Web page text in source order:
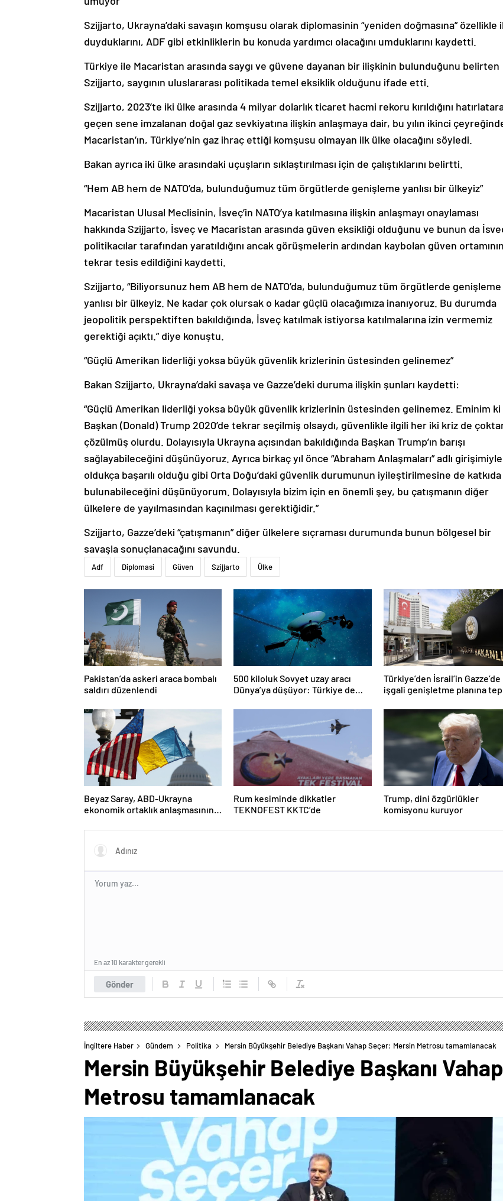
Szijjarto, Ukrayna’daki savaşın komşusu olarak diplomasinin “yeniden doğmasına” özellikle
duyduklarını, ADF gibi etkinliklerin bu konuda yardımcı olacağını umduklarını kaydetti.
Türkiye ile Macaristan arasında saygı ve güvene dayanan bir ilişkinin bulunduğunu belirten
Szijjarto, saygının uluslararası politikada temel eksiklik olduğunu ifade etti.
Szijjarto, 2023’te iki ülke arasında 4 milyar dolarlık ticaret hacmi rekoru kırıldığını
geçen sene imzalanan doğal gaz sevkiyatına ilişkin anlaşmaya dair, bu yılın ikinci
Macaristan’ın, Türkiye’nin gaz ihraç ettiği komşusu olmayan ilk ülke olacağını söyledi.
Bakan ayrıca iki ülke arasındaki uçuşların sıklaştırılması için de çalıştıklarını belirtti.
“Hem AB hem de NATO’da, bulunduğumuz tüm örgütlerde genişleme yanlısı bir ülkeyiz”
Macaristan Ulusal Meclisinin, İsveç’in NATO’ya katılmasına ilişkin anlaşmayı onaylaması
hakkında Szijjarto, İsveç ve Macaristan arasında güven eksikliği olduğunu ve bunun da
politikacılar tarafından yaratıldığını ancak görüşmelerin ardından kaybolan güven ortamının
tekrar tesis edildiğini kaydetti.
Szijjarto, “Biliyorsunuz hem AB hem de NATO’da, bulunduğumuz tüm örgütlerde genişleme
yanlısı bir ülkeyiz. Ne kadar çok olursak o kadar güçlü olacağımıza inanıyoruz. Bu durumda
jeopolitik perspektiften bakıldığında, İsveç katılmak istiyorsa katılmalarına izin vermemiz
gerektiği açıktı.” diye konuştu.
“Güçlü Amerikan liderliği yoksa büyük güvenlik krizlerinin üstesinden gelinemez”
Bakan Szijjarto, Ukrayna’daki savaşa ve Gazze’deki duruma ilişkin şunları kaydetti:
“Güçlü Amerikan liderliği yoksa büyük güvenlik krizlerinin üstesinden gelinemez. Eminim ki
Başkan (Donald) Trump 2020’de tekrar seçilmiş olsaydı, güvenlikle ilgili her iki kriz de
çözülmüş olurdu. Dolayısıyla Ukrayna açısından bakıldığında Başkan Trump’ın barışı
sağlayabileceğini düşünüyoruz. Ayrıca birkaç yıl önce “Abraham Anlaşmaları” adlı girişimiyle
oldukça başarılı olduğu gibi Orta Doğu’daki güvenlik durumunun iyileştirilmesine de katkıda
bulunabileceğini düşünüyorum. Dolayısıyla bizim için en önemli şey, bu çatışmanın diğer
ülkelere de yayılmasından kaçınılması gerektiğidir.”
Szijjarto, Gazze’deki “çatışmanın” diğer ülkelere sıçraması durumunda bunun bölgesel bir
savaşla sonuçlanacağını savundu.
Adf Diplomasi Güven Szijjarto Ülke
Pakistan’da askeri araca bombalı
saldırı düzenlendi
500 kiloluk Sovyet uzay aracı
Dünya’ya düşüyor: Türkiye de
Türkiye’den İsrail’in Gazze’de
işgali genişletme planına
Beyaz Saray, ABD-Ukrayna
ekonomik ortaklık anlaşmasının
Rum kesiminde dikkatler
TEKNOFEST KKTC’de
Trump, dini özgürlükler
komisyonu kuruyor
Gönder
En az 10 karakter gerekli
İngiltere Haber Gündem Politika Mersin Büyükşehir Belediye Başkanı Vahap Seçer: Mersin Metrosu tamamlanacak
Mersin Büyükşehir Belediye Başkanı
Metrosu tamamlanacak